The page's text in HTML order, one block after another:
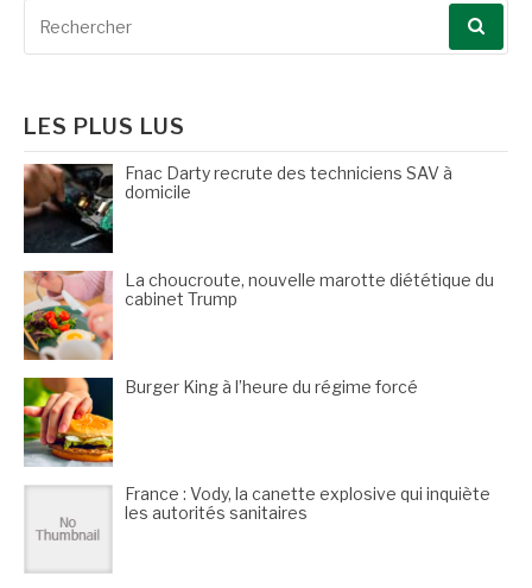
LES PLUS LUS
Fnac Darty recrute des techniciens SAV à
domicile
La choucroute, nouvelle marotte diététique du
cabinet Trump
Burger King à l’heure du régime forcé
France : Vody, la canette explosive qui inquiète
les autorités sanitaires